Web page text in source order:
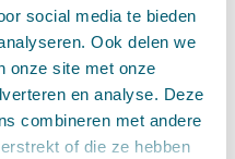
social media te bieden
Ook delen we
onze site met onze
en analyse. Deze
combineren met andere
of die ze hebben
mogelijkheid gelaten een
waarmee collectief
de verantwoordelijkheden
textiel. Binnen zo’n
afspraken
gemaakt voor de hele